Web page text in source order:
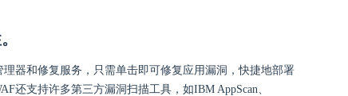
器和修复服务，只需单击即可修复应用漏洞，快捷地部署
还支持许多第三方漏洞扫描工具，如IBM AppScan、